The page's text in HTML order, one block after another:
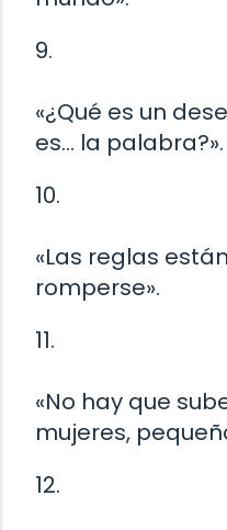
9.
«¿Qué es un
es… la palabra?».
10.
«Las reglas
romperse».
11.
«No hay que
mujeres,
12.